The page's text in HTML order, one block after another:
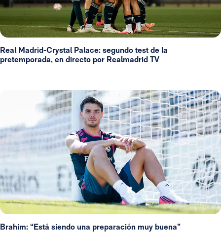
Real Madrid-Crystal Palace: segundo test de la
pretemporada, en directo por Realmadrid TV
Brahim: “Está siendo una preparación muy buena”